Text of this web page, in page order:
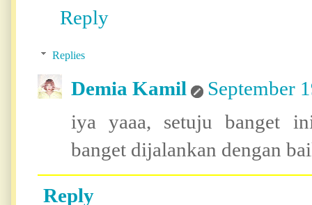
Reply
Replies
Demia Kamil
September
iya yaaa, setuju banget
banget dijalankan dengan
Reply